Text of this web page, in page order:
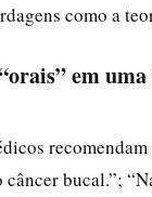
como a
em uma
bucal.”;